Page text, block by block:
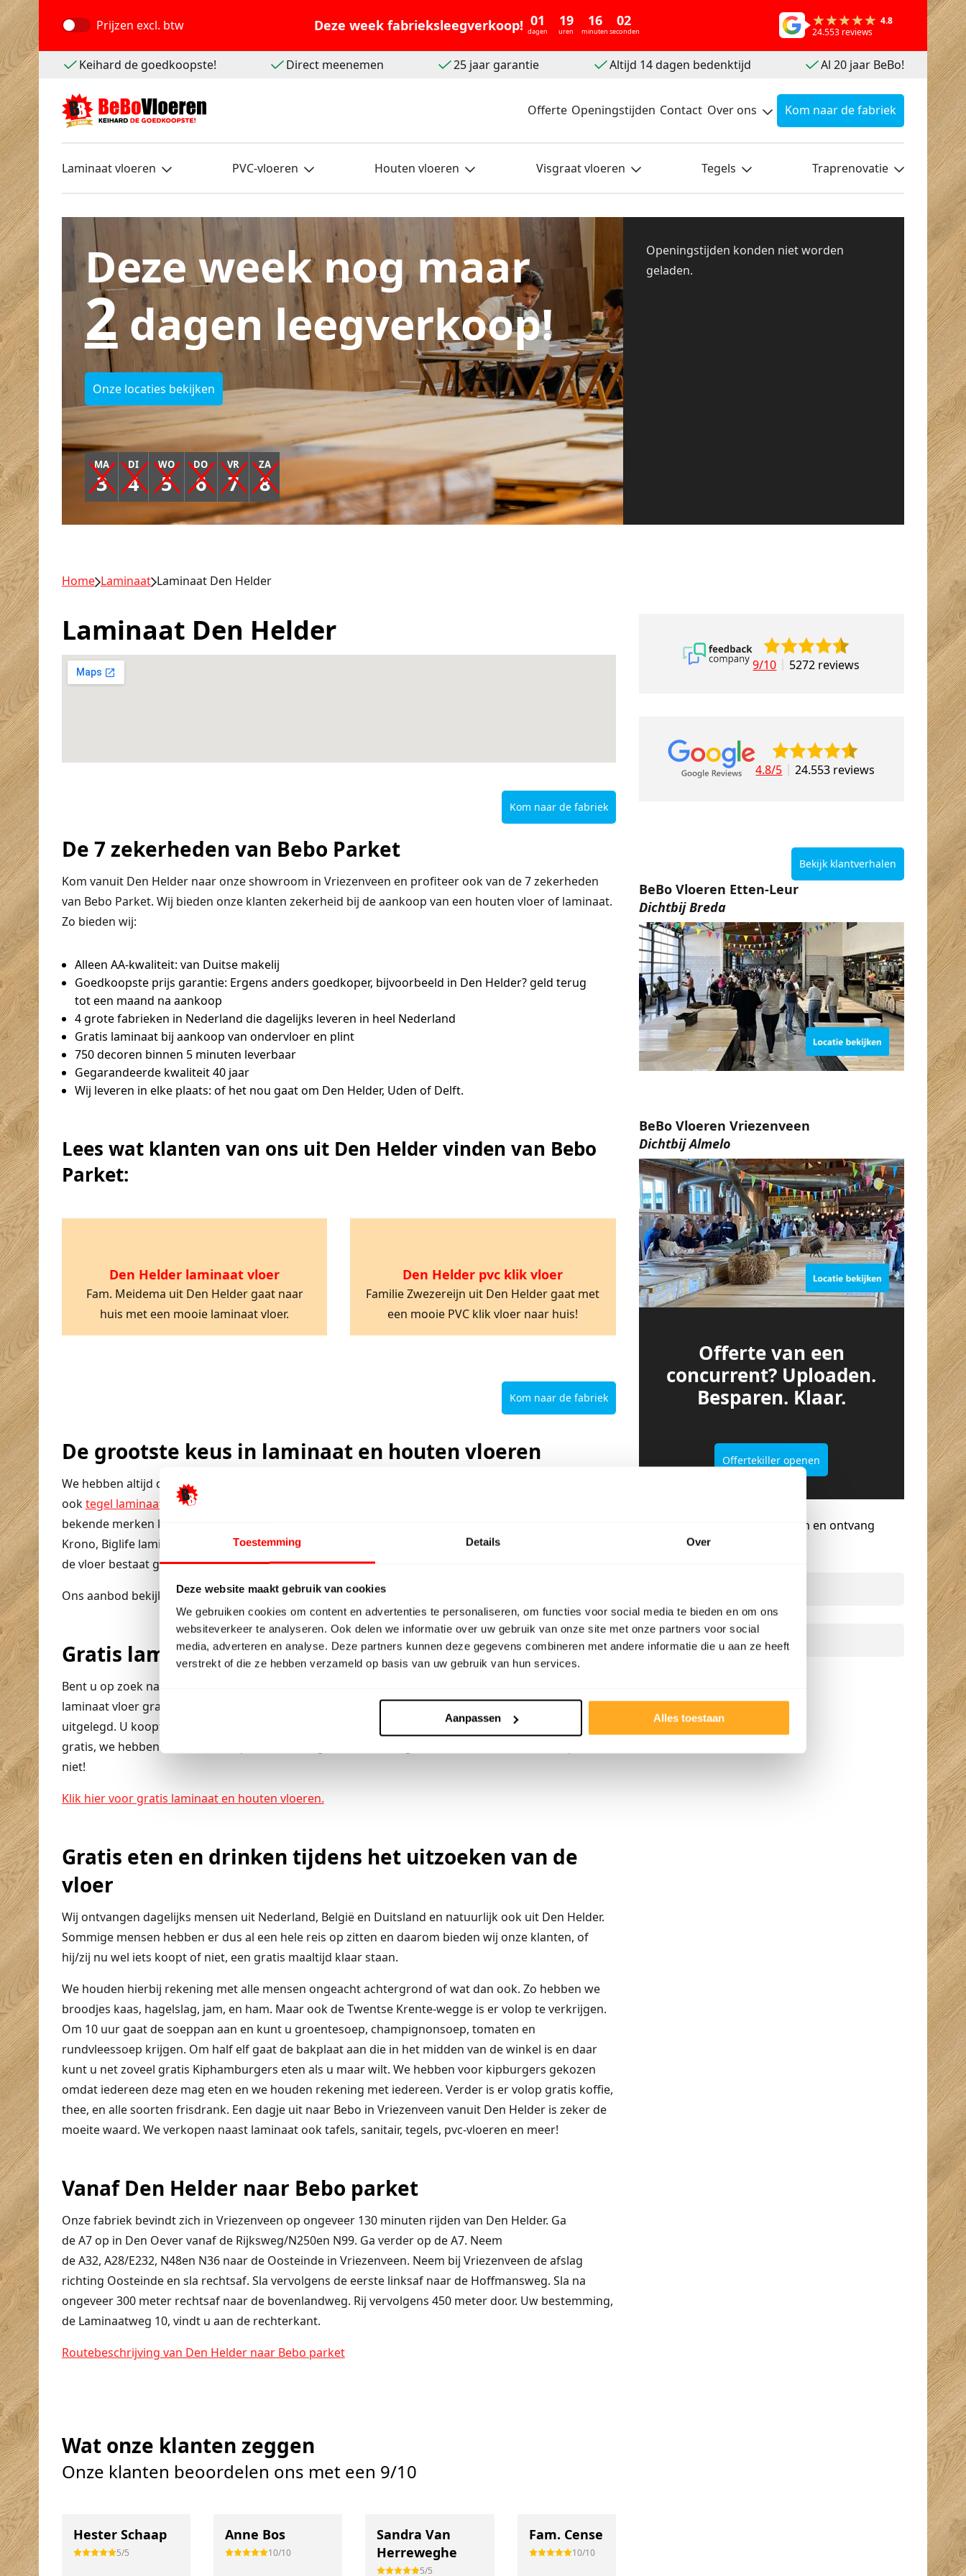
Toestemming Details Over
Deze website maakt gebruik van cookies
We gebruiken cookies om content en advertenties te personaliseren, om functies voor social media te bieden en om ons
websiteverkeer te analyseren. Ook delen we informatie over uw gebruik van onze site met onze partners voor social
media, adverteren en analyse. Deze partners kunnen deze gegevens combineren met andere informatie die u aan ze heeft
verstrekt of die ze hebben verzameld op basis van uw gebruik van hun services.
Aanpassen Alles toestaan
Prijzen excl. btw Deze week fabrieksleegverkoop! 01
dagen
19
uren
16
minuten
01
seconden
4.8
24.553 reviews
Keihard de goedkoopste! Direct meenemen 25 jaar garantie Altijd 14 dagen bedenktijd Al 20 jaar BeBo!
Offerte Openingstijden Contact Over ons Kom naar de fabriek
Laminaat vloeren PVC-vloeren Houten vloeren Visgraat vloeren Tegels Traprenovatie
Deze week nog maar
2 dagen leegverkoop!
Onze locaties bekijken
MA
3
DI
4
WO
5
DO
6
VR
7
ZA
8
Openingstijden konden niet worden
geladen.
Home Laminaat Laminaat Den Helder
Laminaat Den Helder
Kom naar de fabriek
De 7 zekerheden van Bebo Parket
Kom vanuit Den Helder naar onze showroom in Vriezenveen en profiteer ook van de 7 zekerheden
van Bebo Parket. Wij bieden onze klanten zekerheid bij de aankoop van een houten vloer of laminaat.
Zo bieden wij:
Alleen AA-kwaliteit: van Duitse makelij
Goedkoopste prijs garantie: Ergens anders goedkoper, bijvoorbeeld in Den Helder? geld terug
tot een maand na aankoop
4 grote fabrieken in Nederland die dagelijks leveren in heel Nederland
Gratis laminaat bij aankoop van ondervloer en plint
750 decoren binnen 5 minuten leverbaar
Gegarandeerde kwaliteit 40 jaar
Wij leveren in elke plaats: of het nou gaat om Den Helder, Uden of Delft.
Lees wat klanten van ons uit Den Helder vinden van Bebo
Parket:
Den Helder laminaat vloer
Fam. Meidema uit Den Helder gaat naar
huis met een mooie laminaat vloer.
Den Helder pvc klik vloer
Familie Zwezereijn uit Den Helder gaat met
een mooie PVC klik vloer naar huis!
Kom naar de fabriek
De grootste keus in laminaat en houten vloeren
We hebben altijd de laatste modellen laminaat zoals grijs eiken decoren,
ooktegel laminaat
en hoogglans laminaat hebben we volop voorradig in onze showrooms. Alle
bekende merken kunt u bij ons vinden zoals Quickstep, Twenterand flooring, Egger, Hardeveld,
Krono, Biglife laminaat, XL-floors. Kortom er is niet iets dat Beboparket uit Vriezenveen niet heeft of
de vloer bestaat gewoon niet en al helemaal niet voor die extreem lage prijs.
Ons aanbod bekijken?Bekijk onze goedkope laminaat vloeren.
Gratis laminaat in Den Helder?
Bent u op zoek naar gratis laminaat, ook dan bent u bij Bebo Parket aan het juiste adres. Hoe u een
laminaat vloer gratis kunt krijgen, leest u in de onderstaande link waar de spelregels worden
uitgelegd. U koopt alleen de ondervloer en de plinten en daarbij krijgt u de laminaatvloer geheel
gratis, we hebben ook een mooi pakket samengesteld voor de gratis houten vloeren.Goedkoper kan
niet!
Klik hier voor gratis laminaat en houten vloeren.
Gratis eten en drinken tijdens het uitzoeken van de
vloer
Wij ontvangen dagelijks mensen uit Nederland, België en Duitsland en natuurlijk ook uit Den Helder.
Sommige mensen hebben er dus al een hele reis op zitten en daarom bieden wij onze klanten, of
hij/zij nu wel iets koopt of niet, een gratis maaltijd klaar staan.
We houden hierbij rekening met alle mensen ongeacht achtergrond of wat dan ook. Zo hebben we
broodjes kaas, hagelslag, jam, en ham. Maar ook de Twentse Krente-wegge is er volop te verkrijgen.
Om 10 uur gaat de soeppan aan en kunt u groentesoep, champignonsoep, tomaten en
rundvleessoep krijgen. Om half elf gaat de bakplaat aan die in het midden van de winkel is en daar
kunt u net zoveel gratis Kiphamburgers eten als u maar wilt. We hebben voor kipburgers gekozen
omdat iedereen deze mag eten en we houden rekening met iedereen. Verder is er volop gratis koffie,
thee, en alle soorten frisdrank. Een dagje uit naar Bebo in Vriezenveen vanuit Den Helder is zeker de
moeite waard. We verkopen naast laminaat ook tafels, sanitair, tegels, pvc-vloeren en meer!
Vanaf Den Helder naar Bebo parket
Onze fabriek bevindt zich in Vriezenveen op ongeveer 130 minuten rijden van Den Helder. Ga
deA7op in Den Oevervanaf de Rijksweg/N250en N99. Ga verder op deA7. Neem
deA32, A28/E232, N48en N36naar de Oosteindein Vriezenveen. Neem bij Vriezenveen de afslag
richting Oosteinde en sla rechtsaf. Sla vervolgens de eerste linksaf naar de Hoffmansweg. Sla na
ongeveer 300 meter rechtsaf naar de bovenlandweg. Rij vervolgens 450 meter door. Uw bestemming,
de Laminaatweg 10, vindt u aan de rechterkant.
Routebeschrijving van Den Helder naar Bebo parket
Wat onze klanten zeggen
Onze klanten beoordelen ons met een 9/10
Hester Schaap
5/5
Anne Bos
10/10
Sandra Van
Herreweghe
5/5
Fam. Cense
10/10
9/10 5272 reviews
4.8/5 24.553 reviews
Bekijk klantverhalen
BeBo Vloeren Etten-Leur
Dichtbij Breda
BeBo Vloeren Vriezenveen
Dichtbij Almelo
Offerte van een
concurrent? Uploaden.
Besparen. Klaar.
Offertekiller openen
Vraag een terugbelverzoek aan en ontvang
persoonlijk advies.
Telefoonnummer *